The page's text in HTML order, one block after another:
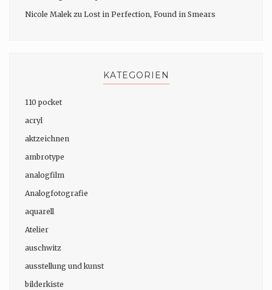
Nicole Malekzu Lost in Perfection, Found in Smears
KATEGORIEN
110 pocket
acryl
aktzeichnen
ambrotype
analogfilm
Analogfotografie
aquarell
Atelier
auschwitz
ausstellung und kunst
bilderkiste